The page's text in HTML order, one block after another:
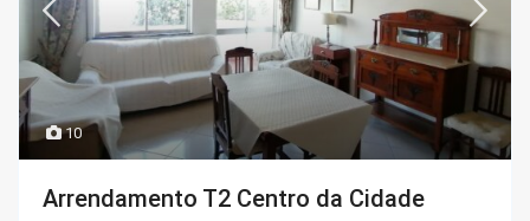
10
Arrendamento T2 Centro da Cidade